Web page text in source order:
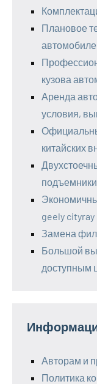
Плановое
кузова
Аренда
условия,
китайских
geely cityray
Замена
Большой
доступным
Авторам и
Политика